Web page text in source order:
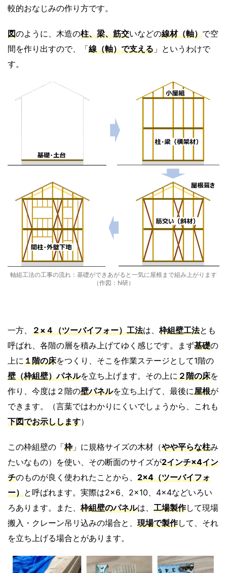
較的おなじみの作り方です。
図のように、木造の柱、梁、筋交いなどの線材（軸）で空
間を作り出すので、「線（軸）で支える 」というわけで
す。
軸組工法の工事の流れ：基礎ができあがると一気に屋根まで組み上がります
（作図：N研）
一方、 ２×４（ツーバイフォー）工法は、 枠組壁工法とも
呼ばれ、各階の層を積み上げてゆく感じです。まず基礎の
上に１階の床をつくり、そこを作業ステージとして1階の
壁（枠組壁）パネルを立ち上げます。その上に２階の床を
作り、今度は２階の壁パネルを立ち上げて、最後に屋根が
できます。（言葉ではわかりにくいでしょうから、これも
下図でお示しします）
この枠組壁の「枠」に規格サイズの木材（やや平らな柱み
たいなもの）を使い、その断面のサイズが2インチ×4イン
チのものが良く使われたことから、 2×4（ツーバイフォ
ー）と呼ばれます。実際は2×6、2×10、4×4などいろい
ろあります。また、 枠組壁のパネルは、 工場製作して現場
搬入・クレーン吊リ込みの場合と、 現場で製作して、それ
を立ち上げる場合とがあります。